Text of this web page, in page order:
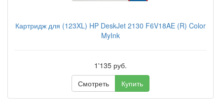
Картридж для (123XL) HP DeskJet 2130 F6V18AE (R) Color
MyInk
1'135 руб.
Смотреть
Купить